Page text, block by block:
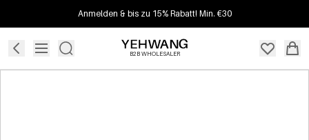
Anmelden & bis zu 15% Rabatt! Min. €30
B2B WHOLESALER